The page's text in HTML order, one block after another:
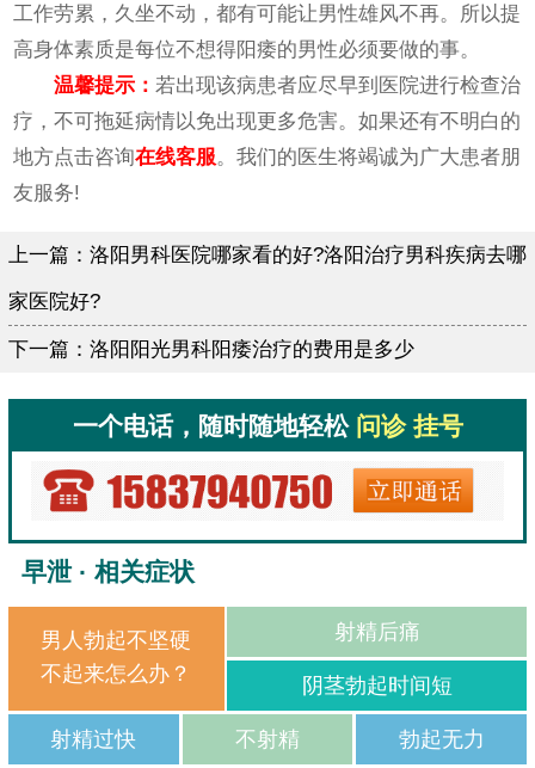
工作劳累，久坐不动，都有可能让男性雄风不再。所以提
高身体素质是每位不想得阳痿的男性必须要做的事。
温馨提示：若出现该病患者应尽早到医院进行检查治
疗，不可拖延病情以免出现更多危害。如果还有不明白的
地方点击咨询在线客服。我们的医生将竭诚为广大患者朋
友服务!
上一篇： 洛阳男科医院哪家看的好?洛阳治疗男科疾病去哪
家医院好?
下一篇： 洛阳阳光男科阳痿治疗的费用是多少
一个电话，随时随地轻松 问诊 挂号
早泄 · 相关症状
男人勃起不坚硬
不起来怎么办？
射精后痛
阴茎勃起时间短
射精过快 不射精 勃起无力